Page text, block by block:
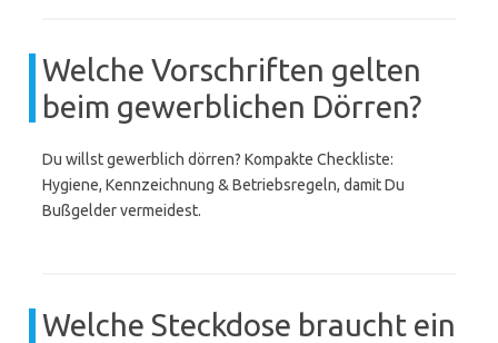
Welche Vorschriften gelten
beim gewerblichen Dörren?
Du willst gewerblich dörren? Kompakte Checkliste:
Hygiene, Kennzeichnung & Betriebsregeln, damit Du
Bußgelder vermeidest.
Welche Steckdose braucht ein